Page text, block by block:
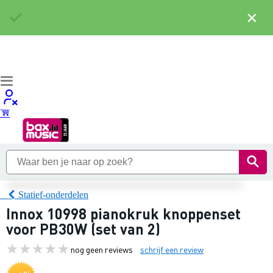
Statief-onderdelen
Innox 10998 pianokruk knoppenset
voor PB30W (set van 2)
nog geen reviews schrijf een review
×